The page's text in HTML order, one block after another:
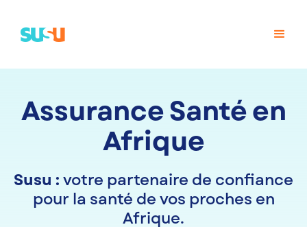
Assurance Santé en
Afrique
Susu :votre partenaire de confiance
pour la santé de vos proches en
Afrique.